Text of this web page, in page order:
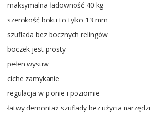
maksymalna ładowność 40 kg
szerokość boku to tylko 13 mm
szuflada bez bocznych relingów
boczek jest prosty
pełen wysuw
ciche zamykanie
regulacja w pionie i poziomie
łatwy demontaż szuflady bez użycia narzędzi